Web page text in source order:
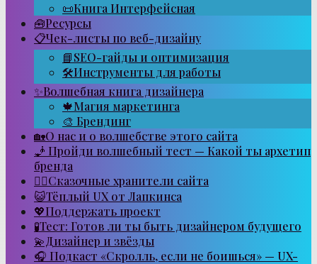
📜Книга Интерфейсная
🧰Ресурсы
📋Чек-листы по веб-дизайну
📘SEO-гайды и оптимизация
🛠Инструменты для работы
✨Волшебная книга дизайнера
🍁Магия маркетинга
🎨 Брендинг
🏡О нас и о волшебстве этого сайта
🧞 Пройди волшебный тест — Какой ты архетип
бренда
🧙‍♂️Сказочные хранители сайта
😺Тёплый UX от Лапкинса
💖Поддержать проект
🧪Тест: Готов ли ты быть дизайнером будущего
💫Дизайнер и звёзды
🎧 Подкаст «Скролль, если не боишься» — UX-